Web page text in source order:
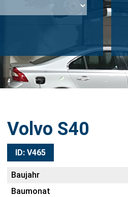
Volvo S40
ID: V465
Baujahr
Baumonat